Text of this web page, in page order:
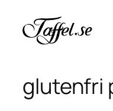
innehåll
glutenfri